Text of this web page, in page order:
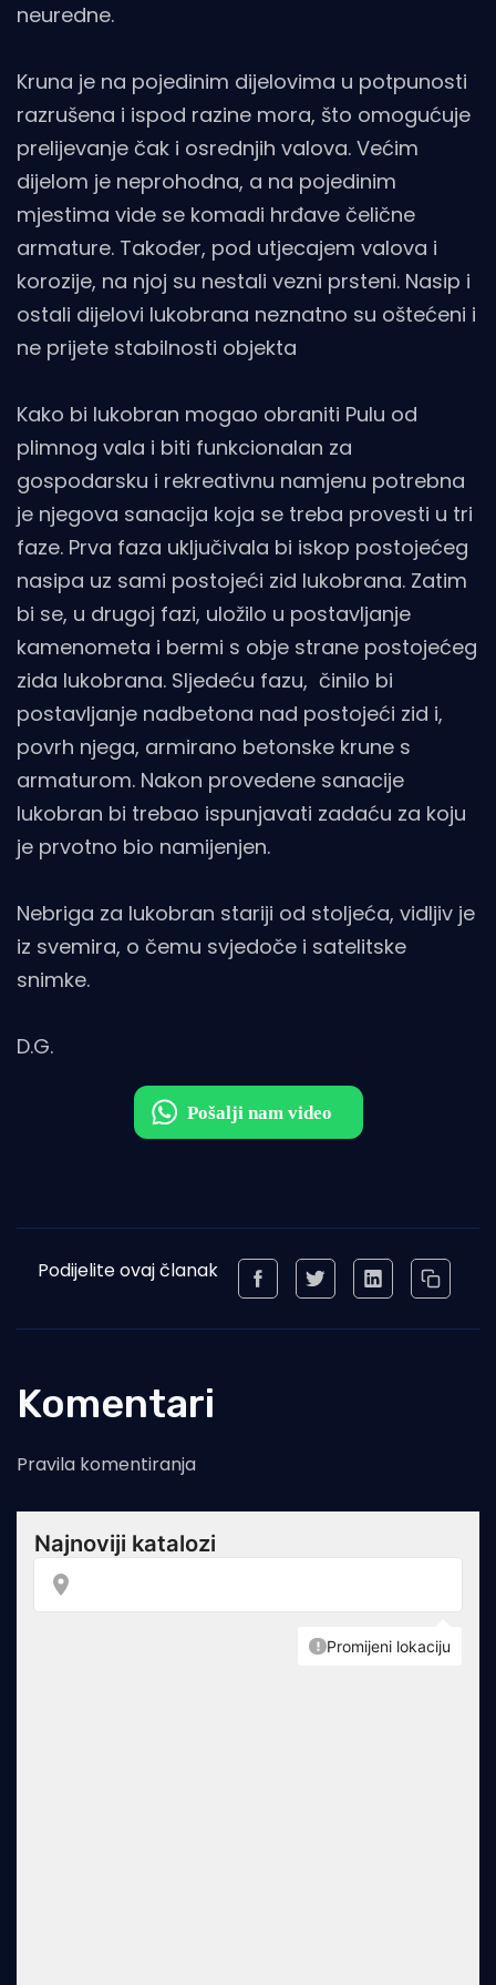
neuredne.
Kruna je na pojedinim dijelovima u potpunosti
razrušena i ispod razine mora, što omogućuje
prelijevanje čak i osrednjih valova. Većim
dijelom je neprohodna, a na pojedinim
mjestima vide se komadi hrđave čelične
armature. Također, pod utjecajem valova i
korozije, na njoj su nestali vezni prsteni. Nasip i
ostali dijelovi lukobrana neznatno su oštećeni i
ne prijete stabilnosti objekta
Kako bi lukobran mogao obraniti Pulu od
plimnog vala i biti funkcionalan za
gospodarsku i rekreativnu namjenu potrebna
je njegova sanacija koja se treba provesti u tri
faze. Prva faza uključivala bi iskop postojećeg
nasipa uz sami postojeći zid lukobrana. Zatim
bi se, u drugoj fazi, uložilo u postavljanje
kamenometa i bermi s obje strane postojećeg
zida lukobrana. Sljedeću fazu, činilo bi
postavljanje nadbetona nad postojeći zid i,
povrh njega, armirano betonske krune s
armaturom. Nakon provedene sanacije
lukobran bi trebao ispunjavati zadaću za koju
je prvotno bio namijenjen.
Nebriga za lukobran stariji od stoljeća, vidljiv je
iz svemira, o čemu svjedoče i satelitske
snimke.
D.G.
Podijelite ovaj članak
Komentari
Pravila komentiranja